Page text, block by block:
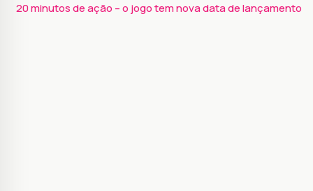
20 minutos de ação – o jogo tem nova data de lançamento